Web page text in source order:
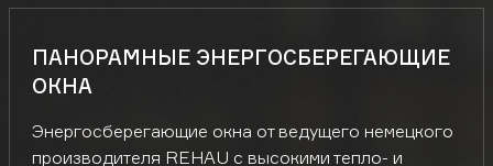
ПАНОРАМНЫЕ ЭНЕРГОСБЕРЕГАЮЩИЕ
ОКНА
Энергосберегающие окна от ведущего немецкого
производителя REHAU с высокими тепло- и